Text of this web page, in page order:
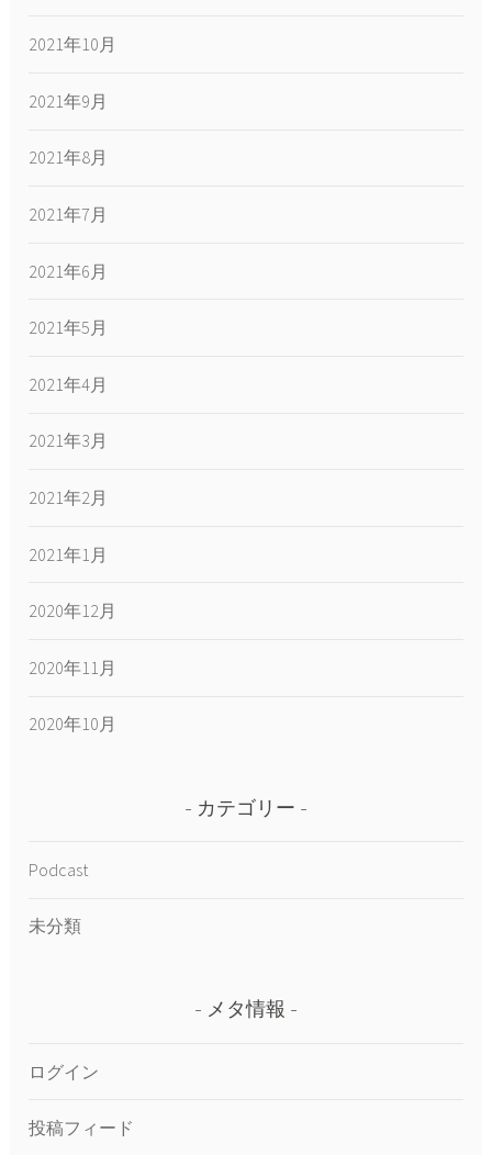
2021年10月
2021年9月
2021年8月
2021年7月
2021年6月
2021年5月
2021年4月
2021年3月
2021年2月
2021年1月
2020年12月
2020年11月
2020年10月
カテゴリー
Podcast
未分類
メタ情報
ログイン
投稿フィード